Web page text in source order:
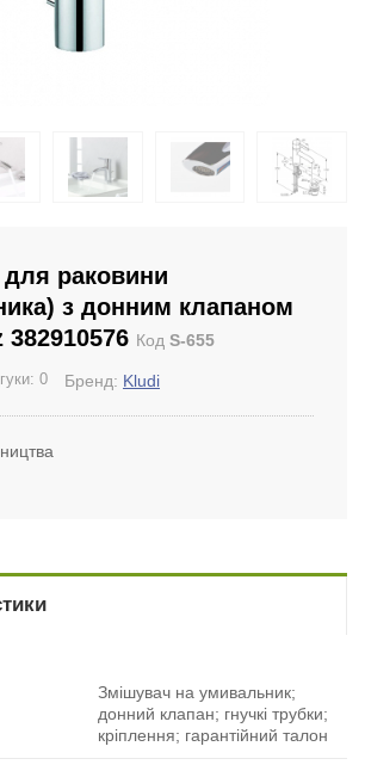
раковини
з донним клапаном
Код S-655
0 Бренд: Kludi
Змішувач на умивальник;
донний клапан; гнучкі трубки;
кріплення; гарантійний талон